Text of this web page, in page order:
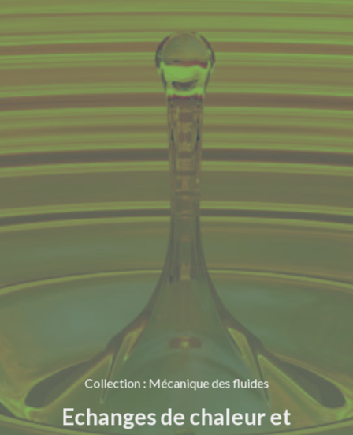
Collection : Mécanique des fluides
Echanges de chaleur et